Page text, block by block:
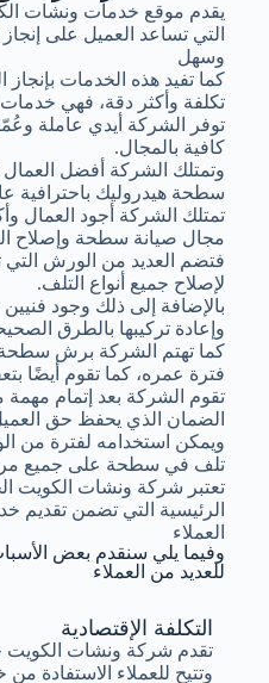
يقدم موقع خدمات ونشات
التي تساعد العميل على
وسهل
كما تفيد هذه الخدمات
تكلفة وأكثر دقة، فهي خدمات
توفر الشركة أيدي عاملة
كافية بالمجال.
وتمتلك الشركة أفضل العمال
سطحة هيدروليك باحترافية
تمتلك الشركة أجود العمال
مجال صيانة سطحة وإصلاح
فتضم العديد من الورش التي
لإصلاح جميع أنواع التلف.
بالإضافة إلى ذلك وجود
وإعادة تركيبها بالطرق
كما تهتم الشركة برش سطحة
فترة عمره، كما تقوم أيضًا
تقوم الشركة بعد إتمام
الضمان الذي يحفظ حق
ويمكن استخدامه لفترة من
تلف في سطحة على جميع
تعتبر شركة ونشات الكويت
الرئيسية التي تضمن تقديم
العملاء
وفيما يلي سنقدم بعض
للعديد من العملاء
التكلفة الإقتصادية
تقدم شركة ونشات الكويت
وتتيح للعملاء الاستفادة